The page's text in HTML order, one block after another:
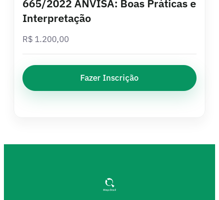
665/2022 ANVISA: Boas Práticas e
Interpretação
R$ 1.200,00
Fazer Inscrição